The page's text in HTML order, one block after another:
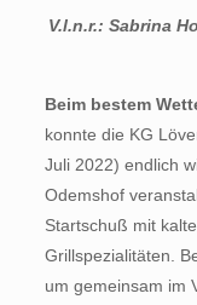
V.l.n.r.: Sabrina
Beim bestem
konnte die KG
Juli 2022) endlich
Odemshof
Startschuß mit
Grillspezialitäten.
um gemeinsam im